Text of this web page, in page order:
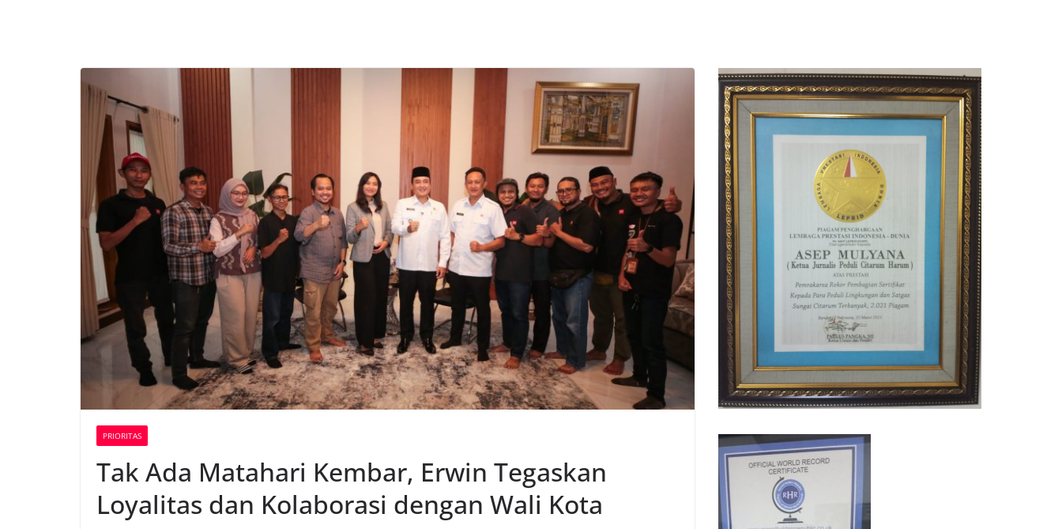
PRIORITAS
Tak Ada Matahari Kembar, Erwin Tegaskan
Loyalitas dan Kolaborasi dengan Wali Kota